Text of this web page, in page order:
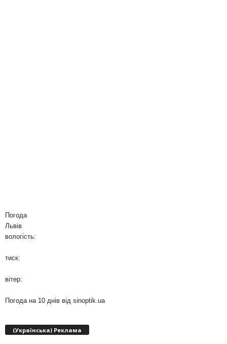
Погода
Львів
вологість:
тиск:
вітер:
Погода на 10 днів від sinoptik.ua
(Українська) Реклама